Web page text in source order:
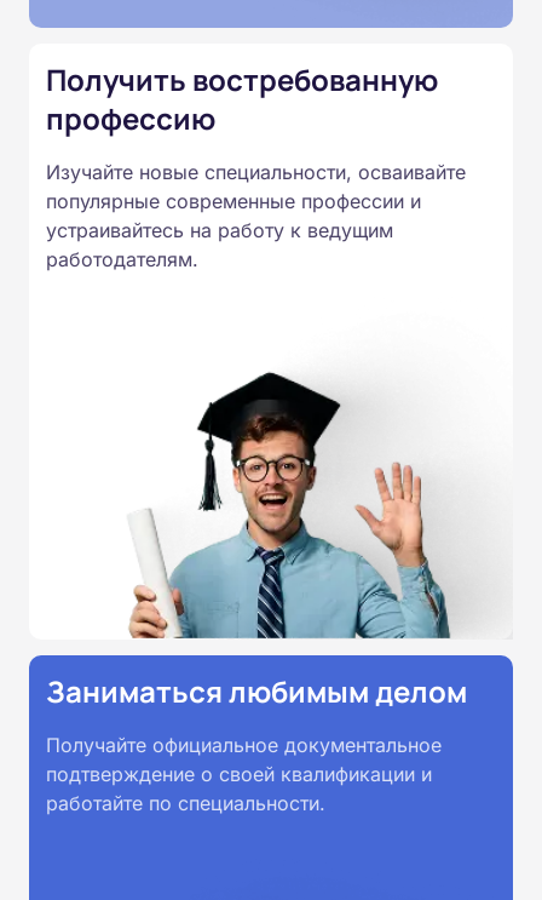
соответствии с Федеральными
государственными
профессионального образования.
Удостоверения и дипломы о
прохождении обучения
Получить востребованную
профессию
Изучайте новые специальности, осваивайте
популярные современные профессии и
устраивайтесь на работу к ведущим
работодателям.
Заниматься любимым делом
Получайте официальное документальное
подтверждение о своей квалификации и
работайте по специальности.